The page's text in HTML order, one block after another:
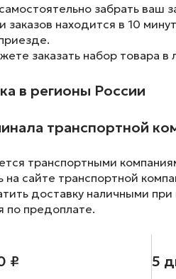
забрать ваш
заказов находится в 10
заказать набор товара
в регионы России
транспортной
транспортными
на сайте транспортной
доставку наличными
по предоплате.
₽ 5